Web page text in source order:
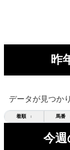
昨
データが見つか
着順 ↕ 馬番
今